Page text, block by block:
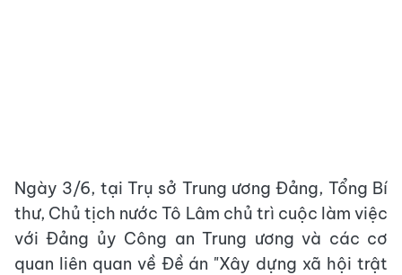
Ngày 3/6, tại Trụ sở Trung ương Đảng, Tổng Bí
thư, Chủ tịch nước Tô Lâm chủ trì cuộc làm việc
với Đảng ủy Công an Trung ương và các cơ
quan liên quan về Đề án "Xây dựng xã hội trật